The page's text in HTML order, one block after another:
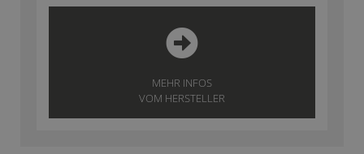
MEHR INFOS
VOM HERSTELLER